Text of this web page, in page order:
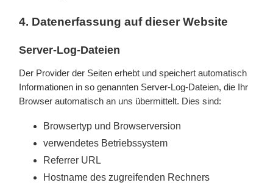
4. Datenerfassung auf dieser Website
Server-Log-Dateien
Der Provider der Seiten erhebt und speichert automatisch
Informationen in so genannten Server-Log-Dateien, die Ihr
Browser automatisch an uns übermittelt. Dies sind:
Browsertyp und Browserversion
verwendetes Betriebssystem
Referrer URL
Hostname des zugreifenden Rechners